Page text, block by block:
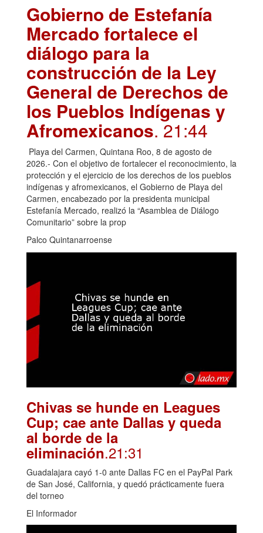
Gobierno de Estefanía
Mercado fortalece el
diálogo para la
construcción de la Ley
General de Derechos de
los Pueblos Indígenas y
Afromexicanos. 21:44
Playa del Carmen, Quintana Roo, 8 de agosto de
2026.- Con el objetivo de fortalecer el reconocimiento, la
protección y el ejercicio de los derechos de los pueblos
indígenas y afromexicanos, el Gobierno de Playa del
Carmen, encabezado por la presidenta municipal
Estefanía Mercado, realizó la “Asamblea de Diálogo
Comunitario” sobre la prop
Palco Quintanarroense
Chivas se hunde en Leagues
Cup; cae ante Dallas y queda
al borde de la
eliminación.21:31
Guadalajara cayó 1-0 ante Dallas FC en el PayPal Park
de San José, California, y quedó prácticamente fuera
del torneo
El Informador